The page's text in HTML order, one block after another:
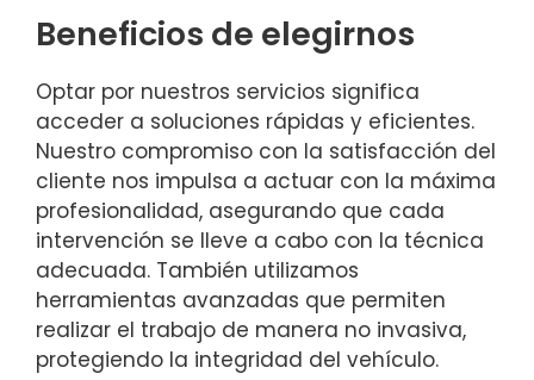
Beneficios de elegirnos
Optar por nuestros servicios significa
acceder a soluciones rápidas y eficientes.
Nuestro compromiso con la satisfacción del
cliente nos impulsa a actuar con la máxima
profesionalidad, asegurando que cada
intervención se lleve a cabo con la técnica
adecuada. También utilizamos
herramientas avanzadas que permiten
realizar el trabajo de manera no invasiva,
protegiendo la integridad del vehículo.